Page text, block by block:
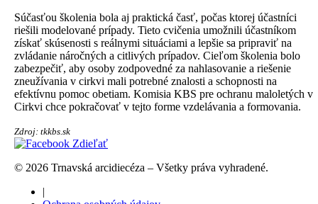
Súčasťou školenia bola aj praktická časť, počas ktorej účastníci
riešili modelované prípady. Tieto cvičenia umožnili účastníkom
získať skúsenosti s reálnymi situáciami a lepšie sa pripraviť na
zvládanie náročných a citlivých prípadov. Cieľom školenia bolo
zabezpečiť, aby osoby zodpovedné za nahlasovanie a riešenie
zneužívania v cirkvi mali potrebné znalosti a schopnosti na
efektívnu pomoc obetiam. Komisia KBS pre ochranu maloletých v
Cirkvi chce pokračovať v tejto forme vzdelávania a formovania.
Zdroj: tkkbs.sk
Zdieľať
© 2026 Trnavská arcidiecéza – Všetky práva vyhradené.
|